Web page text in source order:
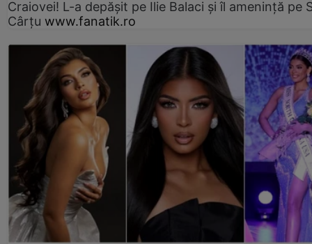
Craiovei! L-a depășit pe Ilie Balaci și îl amenință pe
Cârțu www.fanatik.ro